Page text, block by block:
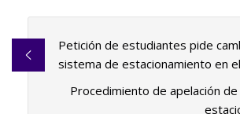
Petición de estudiantes pide
sistema de estacionamiento en
Procedimiento de apelación